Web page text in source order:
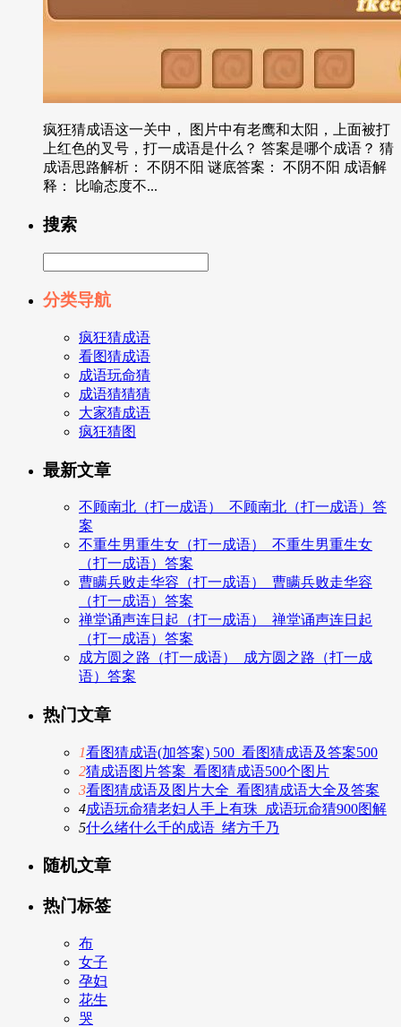
疯狂猜成语这一关中， 图片中有老鹰和太阳，上面被打
上红色的叉号，打一成语是什么？ 答案是哪个成语？ 猜
成语思路解析： 不阴不阳 谜底答案： 不阴不阳 成语解
释： 比喻态度不...
搜索
分类导航
疯狂猜成语
看图猜成语
成语玩命猜
成语猜猜猜
大家猜成语
疯狂猜图
最新文章
不顾南北（打一成语）_不顾南北（打一成语）答
案
不重生男重生女（打一成语）_不重生男重生女
（打一成语）答案
曹瞒兵败走华容（打一成语）_曹瞒兵败走华容
（打一成语）答案
禅堂诵声连日起（打一成语）_禅堂诵声连日起
（打一成语）答案
成方圆之路（打一成语）_成方圆之路（打一成
语）答案
热门文章
1看图猜成语(加答案) 500_看图猜成语及答案500
2猜成语图片答案_看图猜成语500个图片
3看图猜成语及图片大全_看图猜成语大全及答案
4成语玩命猜老妇人手上有珠_成语玩命猜900图解
5什么绪什么千的成语_绪方千乃
随机文章
热门标签
布
女子
孕妇
花生
哭